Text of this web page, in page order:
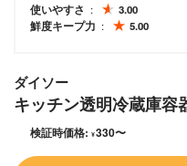
使いやすさ
3.00
鮮度キープ力
5.00
ダイソー
キッチン透明冷蔵庫容
検証時価格: ¥330〜